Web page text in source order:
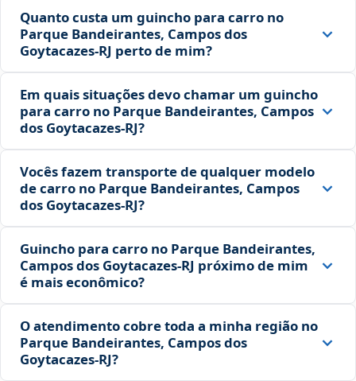
Quanto custa um guincho para carro no
Parque Bandeirantes, Campos dos
Goytacazes‑RJ perto de mim?
Em quais situações devo chamar um guincho
para carro no Parque Bandeirantes, Campos
dos Goytacazes‑RJ?
Vocês fazem transporte de qualquer modelo
de carro no Parque Bandeirantes, Campos
dos Goytacazes‑RJ?
Guincho para carro no Parque Bandeirantes,
Campos dos Goytacazes‑RJ próximo de mim
é mais econômico?
O atendimento cobre toda a minha região no
Parque Bandeirantes, Campos dos
Goytacazes‑RJ?